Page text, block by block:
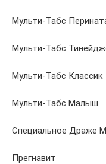
Мульти-Табс
Мульти-Табс
Мульти-Табс Классик
Мульти-Табс Малыш
Специальное Драже
Прегнавит